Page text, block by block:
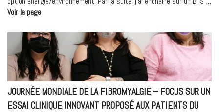
Voir la page« Portrait
Technicien
biomédical
au
Médipôle »
JOURNÉE MONDIALE DE LA FIBROMYALGIE – FOCUS SUR UN
ESSAI CLINIQUE INNOVANT PROPOSÉ AUX PATIENTS DU